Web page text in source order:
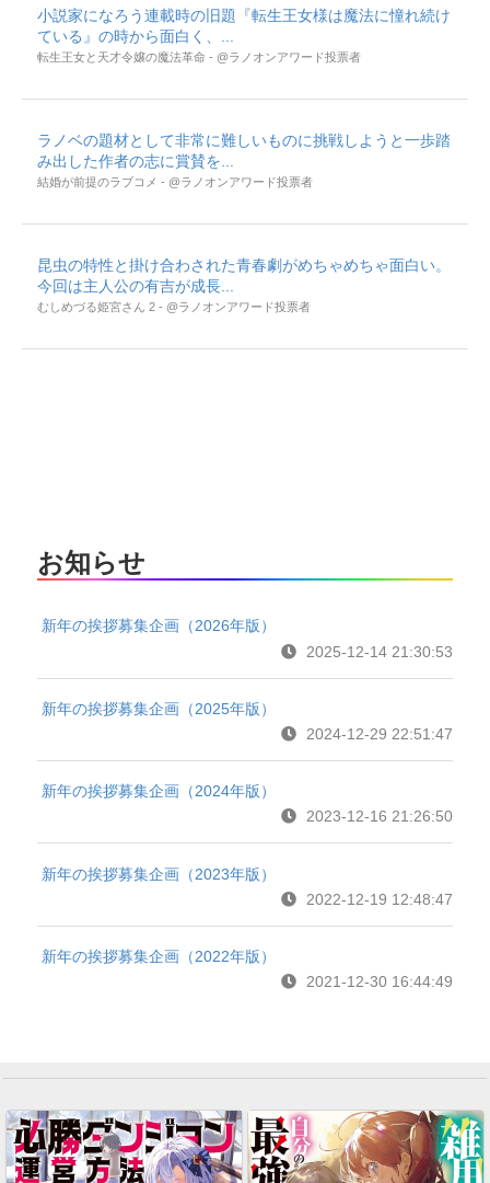
小説家になろう連載時の旧題『転生王女様は魔法に憧れ続け
ている』の時から面白く、...
転生王女と天才令嬢の魔法革命 - @ラノオンアワード投票者
ラノベの題材として非常に難しいものに挑戦しようと一歩踏
み出した作者の志に賞賛を...
結婚が前提のラブコメ - @ラノオンアワード投票者
昆虫の特性と掛け合わされた青春劇がめちゃめちゃ面白い。
今回は主人公の有吉が成長...
むしめづる姫宮さん 2 - @ラノオンアワード投票者
お知らせ
新年の挨拶募集企画（2026年版）
2025-12-14 21:30:53
新年の挨拶募集企画（2025年版）
2024-12-29 22:51:47
新年の挨拶募集企画（2024年版）
2023-12-16 21:26:50
新年の挨拶募集企画（2023年版）
2022-12-19 12:48:47
新年の挨拶募集企画（2022年版）
2021-12-30 16:44:49